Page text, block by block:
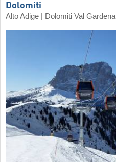
Dolomiti
Alto Adige | Dolomiti Val Gardena